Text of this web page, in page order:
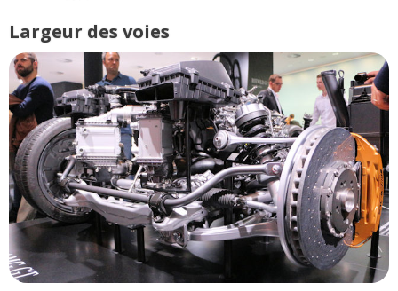
Largeur des voies